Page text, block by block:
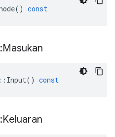
() const
Masukan
:: Input() const
Keluaran